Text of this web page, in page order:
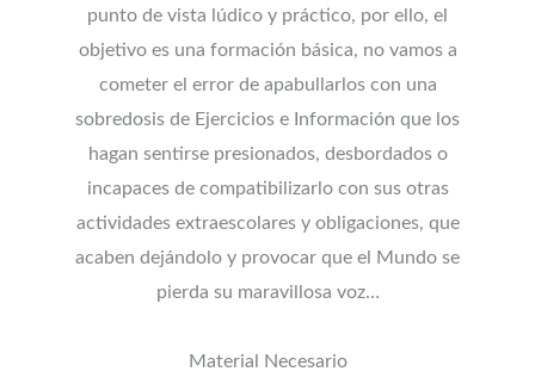
punto de vista lúdico y práctico, por ello, el
objetivo es una formación básica, no vamos a
cometer el error de apabullarlos con una
sobredosis de Ejercicios e Información que los
hagan sentirse presionados, desbordados o
incapaces de compatibilizarlo con sus otras
actividades extraescolares y obligaciones, que
acaben dejándolo y provocar que el Mundo se
pierda su maravillosa voz…
Material Necesario